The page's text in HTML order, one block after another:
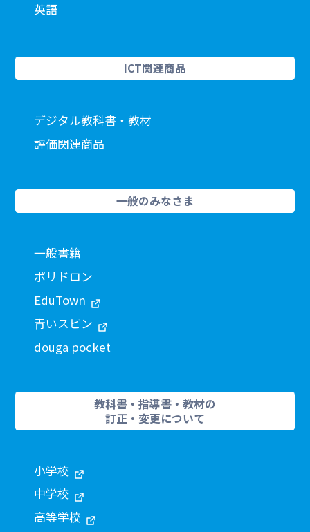
英語
ICT関連商品
デジタル教科書・教材
評価関連商品
一般のみなさま
一般書籍
ポリドロン
EduTown
青いスピン
douga pocket
教科書・指導書・教材の
訂正・変更について
小学校
中学校
高等学校